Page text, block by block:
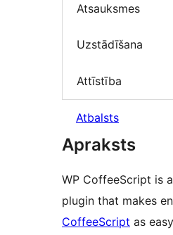
Atsauksmes
Uzstādīšana
Attīstība
Atbalsts
Apraksts
WP CoffeeScript is
plugin that makes
CoffeeScript as